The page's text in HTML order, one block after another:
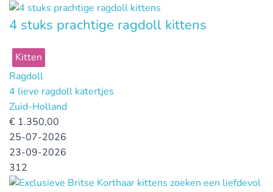
4 stuks prachtige ragdoll kittens
Kitten
Ragdoll
4 lieve ragdoll katertjes
Zuid-Holland
€ 1.350,00
25-07-2026
23-09-2026
312